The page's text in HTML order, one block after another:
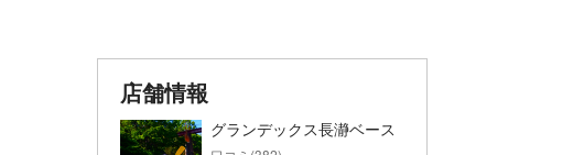
店舗情報
グランデックス長瀞ベース